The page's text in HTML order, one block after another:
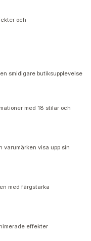
och
smidigare butiksupplevelse
med 18 stilar och
varumärken visa upp sin
med färgstarka
effekter